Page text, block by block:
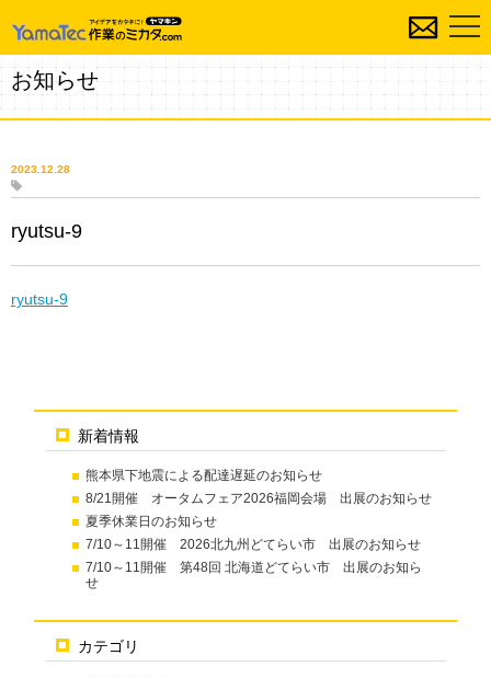
お知らせ
新着情報
熊本県下地震による配達遅延のお知らせ
8/21開催 オータムフェア2026福岡会場 出展のお知らせ
夏季休業日のお知らせ
7/10～11開催 2026北九州どてらい市 出展のお知らせ
7/10～11開催 第48回 北海道どてらい市 出展のお知ら
せ
カテゴリ
2023.12.28
ryutsu-9
ryutsu-9